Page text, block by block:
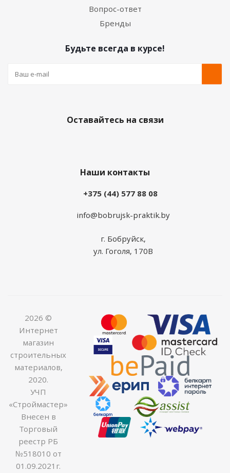
Вопрос-ответ
Бренды
Будьте всегда в курсе!
Оставайтесь на связи
Наши контакты
+375 (44) 577 88 08
info@bobrujsk-praktik.by
г. Бобруйск,
ул. Гоголя, 170В
2026 ©
Интернет
магазин
строительных
материалов,
2020.
УЧП
«Строймастер»
Внесен в
Торговый
реестр РБ
№518010 от
01.09.2021г.